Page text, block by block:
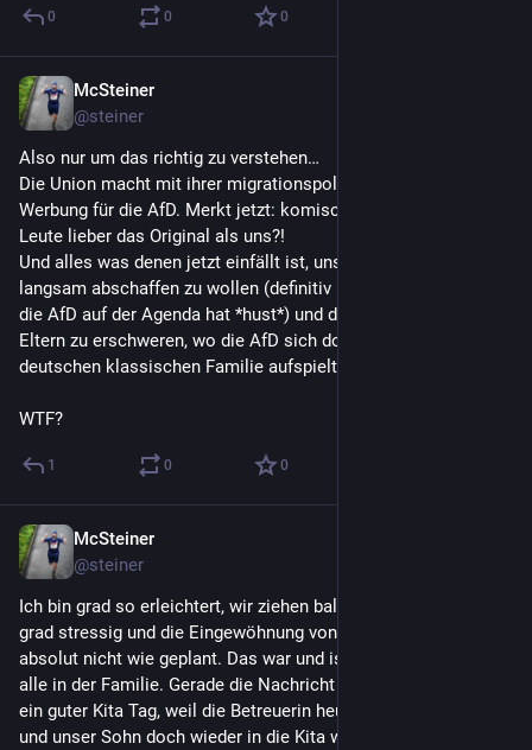
0 0 0
McSteiner
@steiner
Also nur um das richtig zu verstehen…
Die Union macht mit ihrer migrationspolitik seit Jahren
Werbung für die AfD. Merkt jetzt: komisch. Da wählen die
Leute lieber das Original als uns?!
Und alles was denen jetzt einfällt ist, unsere Demokratie
langsam abschaffen zu wollen (definitiv kein Thema welches
die AfD auf der Agenda hat *hust*) und das Leben von neuen
Eltern zu erschweren, wo die AfD sich doch als Retter der
deutschen klassischen Familie aufspielt?
WTF?
1 0 0
McSteiner
@steiner
Ich bin grad so erleichtert, wir ziehen bald um, die Arbeit ist
grad stressig und die Eingewöhnung von unserem Sohn lief
absolut nicht wie geplant. Das war und ist echt viel stress für
alle in der Familie. Gerade die Nachricht erhalten: Heute war
ein guter Kita Tag, weil die Betreuerin heute eine andere war
und unser Sohn doch wieder in die Kita will. Ich könnte heulen